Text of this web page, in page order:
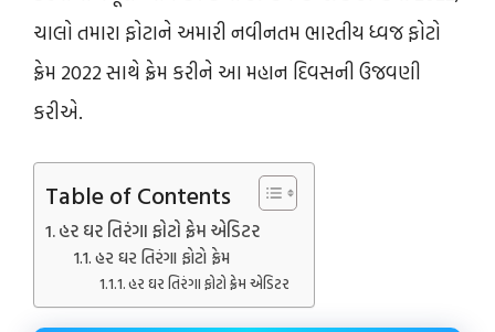
ચાલો તમારા ફોટાને અમારી નવીનતમ ભારતીય ધ્વજ ફોટો
ફ્રેમ 2022 સાથે ફ્રેમ કરીને આ મહાન દિવસની ઉજવણી
કરીએ.
Table of Contents
હર ઘર તિરંગા ફોટો ફ્રેમ એડિટર
હર ઘર તિરંગા ફોટો ફ્રેમ
હર ઘર તિરંગા ફોટો ફ્રેમ એડિટર